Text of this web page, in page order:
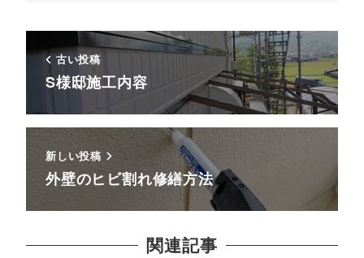
古い投稿
S様邸施工内容
新しい投稿
外壁のヒビ割れ修繕方法
関連記事